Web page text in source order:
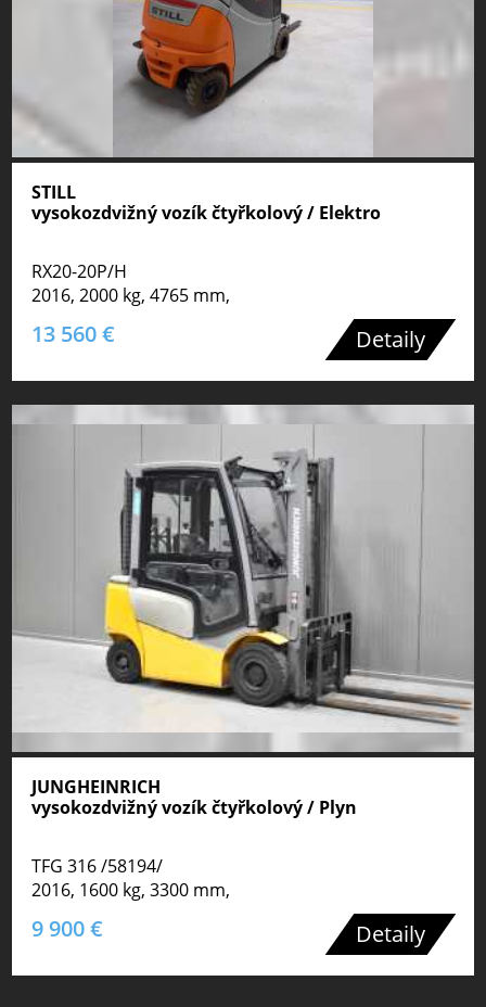
STILL
vysokozdvižný vozík čtyřkolový / Elektro
RX20-20P/H
2016, 2000 kg, 4765 mm,
13 560 € Detaily
JUNGHEINRICH
vysokozdvižný vozík čtyřkolový / Plyn
TFG 316 /58194/
2016, 1600 kg, 3300 mm,
9 900 € Detaily